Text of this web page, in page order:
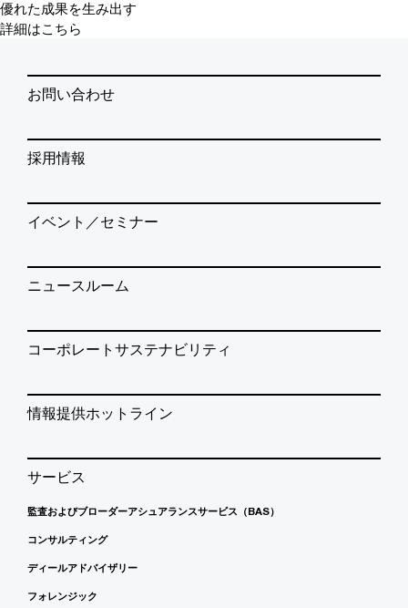
優れた成果を生み出す
詳細はこちら
お問い合わせ
採用情報
イベント／セミナー
ニュースルーム
コーポレートサステナビリティ
情報提供ホットライン
サービス
監査およびブローダーアシュアランスサービス（BAS）
コンサルティング
ディールアドバイザリー
フォレンジック